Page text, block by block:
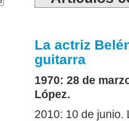
La actriz
guitarra
1970: 28 de
López.
2010: 10 de junio.